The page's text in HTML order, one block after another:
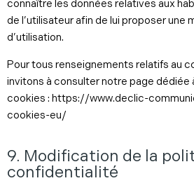
connaître les données relatives aux
de l’utilisateur afin de lui proposer une
d’utilisation.
Pour tous renseignements relatifs au
invitons à consulter notre page dédiée
cookies : https://www.declic-
cookies-eu/
9. Modification de la
confidentialité